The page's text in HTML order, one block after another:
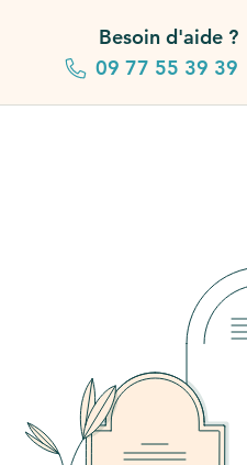
Besoin d'aide ?
09 77 55 39 39